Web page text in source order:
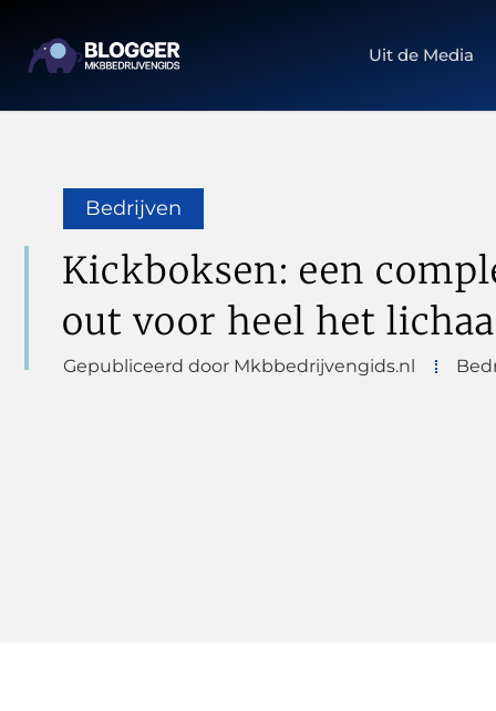
Uit de Media
Bedrijven
Kickboksen: een
out voor heel het
Gepubliceerd door Mkbbedrijvengids.nl